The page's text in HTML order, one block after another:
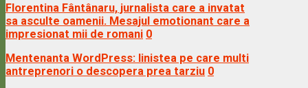
Florentina Fântânaru, jurnalista care a invatat
sa asculte oamenii. Mesajul emotionant care a
impresionat mii de romani 0
Mentenanta WordPress: linistea pe care multi
antreprenori o descopera prea tarziu 0